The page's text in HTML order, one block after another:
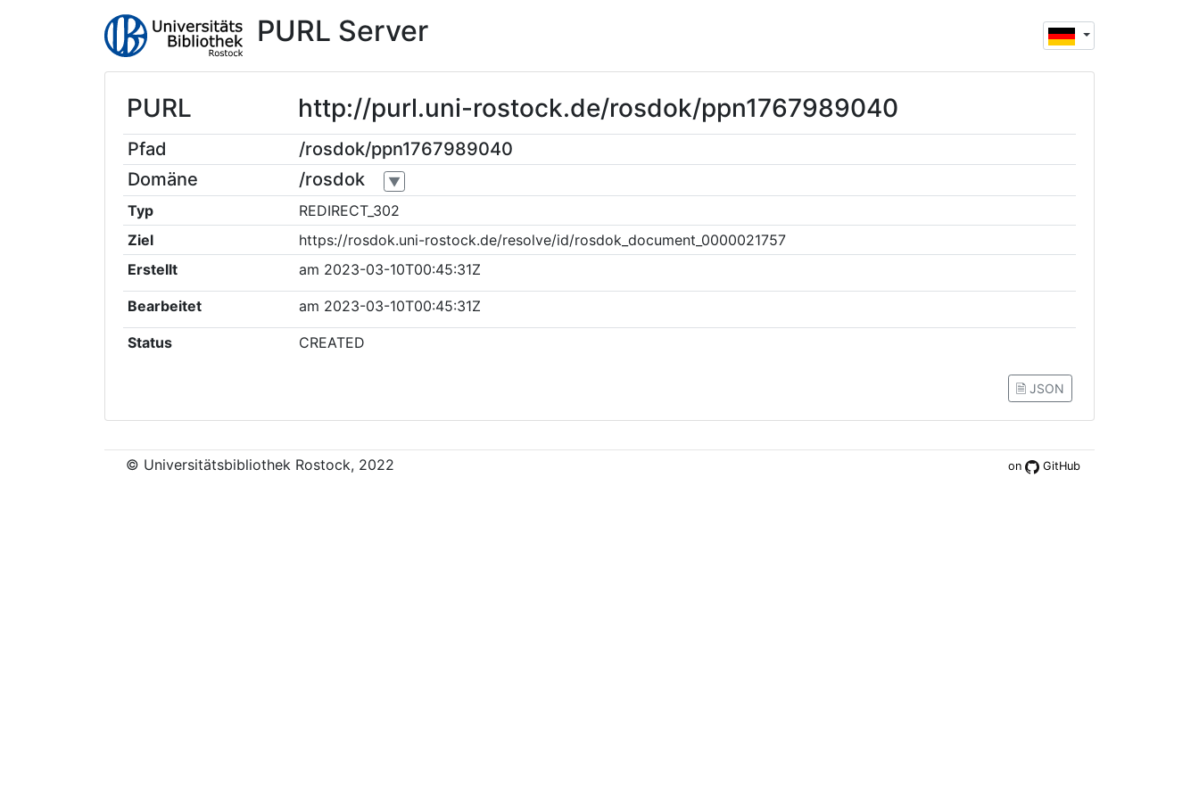
PURL Server
PURL http://purl.uni-rostock.de/rosdok/ppn1767989040
Pfad
/rosdok/ppn1767989040
Domäne
/rosdok ▼
Typ
REDIRECT_302
Ziel
https://rosdok.uni-rostock.de/resolve/id/rosdok_document_0000021757
Erstellt
am 2023-03-10T00:45:31Z
Bearbeitet am 2023-03-10T00:45:31Z
Status CREATED
🗎 JSON
on GitHub
© Universitätsbibliothek Rostock, 2022